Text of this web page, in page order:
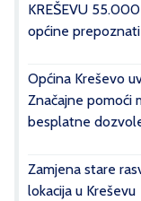
KREŠEVU
općine
Općina Kreševo
Značajne pomoći
besplatne
Zamjena stare
lokacija u Kreševu